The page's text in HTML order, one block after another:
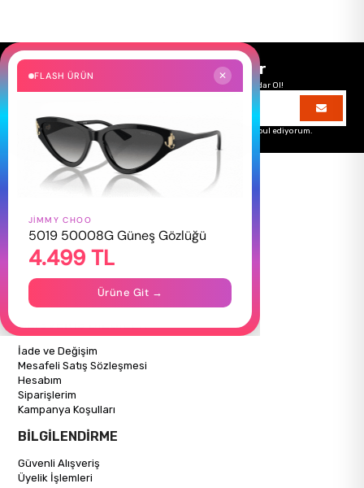
Size Özel Kampanyalar
Hemen Kayıt Ol Fırsatlardan Önce Sen Haberdar Ol!
Üyelik koşullarınıvekişisel verilerimin korunmasını kabul ediyorum.
HAKKIMIZDA
Hakkımızda
Gizlilik Politikası
İletişim
Mağazalarımız
ALIŞVERİŞ BİLGİLERİ
İade ve Değişim
Mesafeli Satış Sözleşmesi
Hesabım
Siparişlerim
Kampanya Koşulları
BİLGİLENDİRME
Güvenli Alışveriş
Üyelik İşlemleri
FLASH ÜRÜN ✕
JIMMY CHOO
5019 50008G Güneş Gözlüğü
4.499 TL
Ürüne Git →